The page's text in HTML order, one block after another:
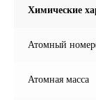
Химические
Атомный
Атомная масса